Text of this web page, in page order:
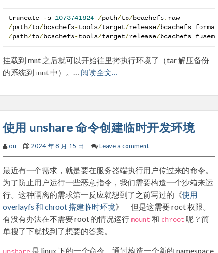
truncate -s 1073741824 /path/to/bcachefs.
/path/to/bcachefs-tools/target/release/bcachefs
/path/to/bcachefs-tools/target/release/bcachefs
挂载到 mnt 之后就可以开始往里拷执行环境了（tar 解压备份
的系统到 mnt 中）。… 阅读全文…
使用 unshare 命令创建临时开发环境
ou 2024 年 8 月 15 日 Leave a comment
最近有一个需求，就是要在服务器端执行用户传过来的命令。
为了防止用户运行一些恶意指令，我们需要构造一个沙箱来运
行。这种隔离的需求第一反应就想到了之前写过的《使用
overlayfs 和 chroot 搭建临时环境》，但是这需要 root 权限。
有没有办法在不需要 root 的情况运行mount 和 chroot 呢？简
单搜了下就找到了想要的答案。
是 linux 下的一个命令，通过构造一个新的 namespace